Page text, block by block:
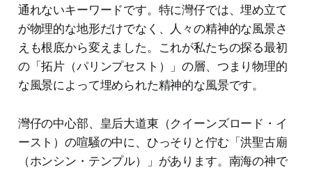
通れないキーワードです。特に灣仔では、埋め立て
が物理的な地形だけでなく、人々の精神的な風景さ
えも根底から変えました。これが私たちの探る最初
の「拓片（パリンプセスト）」の層、つまり物理的
な風景によって埋められた精神的な風景です。
灣仔の中心部、皇后大道東（クイーンズロード・イ
ースト）の喧騒の中に、ひっそりと佇む「洪聖古廟
（ホンシン・テンプル）」があります。南海の神で